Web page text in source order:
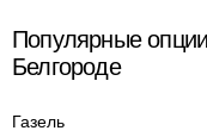
Популярные опции
Белгороде
Газель